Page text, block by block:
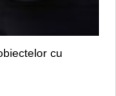
cu